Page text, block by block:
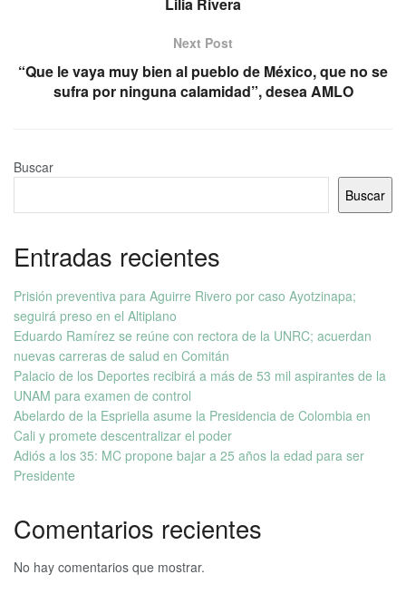
Lilia Rivera
Next Post
“Que le vaya muy bien al pueblo de México, que no se
sufra por ninguna calamidad”, desea AMLO
Buscar
Buscar
Entradas recientes
Prisión preventiva para Aguirre Rivero por caso Ayotzinapa;
seguirá preso en el Altiplano
Eduardo Ramírez se reúne con rectora de la UNRC; acuerdan
nuevas carreras de salud en Comitán
Palacio de los Deportes recibirá a más de 53 mil aspirantes de la
UNAM para examen de control
Abelardo de la Espriella asume la Presidencia de Colombia en
Cali y promete descentralizar el poder
Adiós a los 35: MC propone bajar a 25 años la edad para ser
Presidente
Comentarios recientes
No hay comentarios que mostrar.